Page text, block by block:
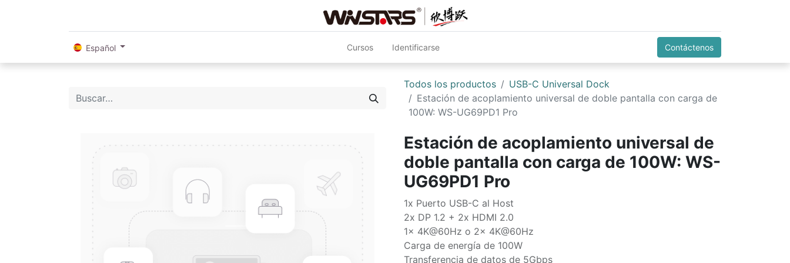
Español Cursos Identificarse Contáctenos
Todos los productos
USB-C Universal Dock
Estación de acoplamiento universal de doble pantalla con carga de
100W: WS-UG69PD1 Pro
Estación de acoplamiento universal de
doble pantalla con carga de 100W: WS-
UG69PD1 Pro
1x Puerto USB-C al Host
2x DP 1.2 + 2x HDMI 2.0
1x 4K@60Hz o 2x 4K@60Hz
Carga de energía de 100W
Transferencia de datos de 5Gbps